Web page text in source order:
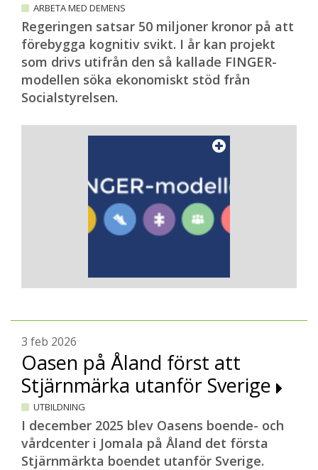
ARBETA MED DEMENS
Regeringen satsar 50 miljoner kronor på att
förebygga kognitiv svikt. I år kan projekt
som drivs utifrån den så kallade FINGER-
modellen söka ekonomiskt stöd från
Socialstyrelsen.
3 feb 2026
Oasen på Åland först att
Stjärnmärka utanför Sverige
UTBILDNING
I december 2025 blev Oasens boende- och
vårdcenter i Jomala på Åland det första
Stjärnmärkta boendet utanför Sverige.